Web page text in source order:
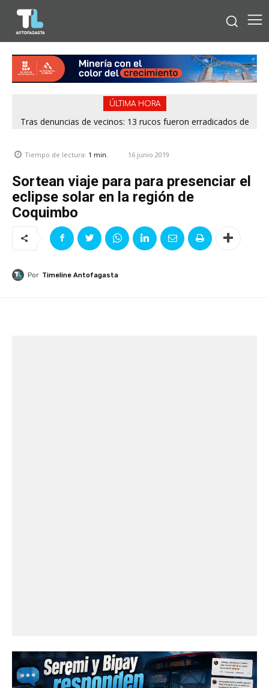
ÚLTIMA HORA
Tras denuncias de vecinos: 13 rucos fueron erradicados de
Tiempo de lectura: 1 min. 16 junio 2019
Sortean viaje para para presenciar el
eclipse solar en la región de
Coquimbo
Por Timeline Antofagasta